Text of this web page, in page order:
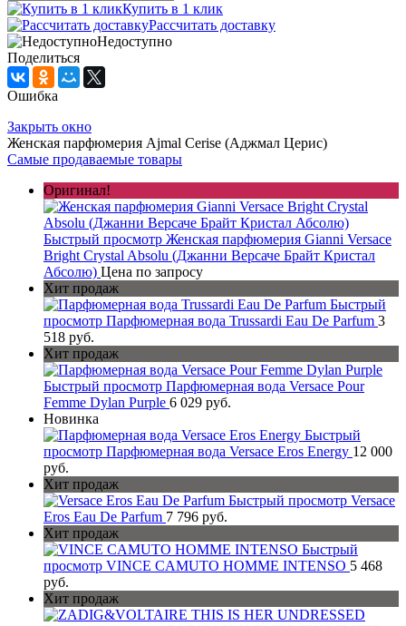
Купить в 1 клик
Рассчитать доставку
Недоступно
Поделиться
Ошибка
Закрыть окно
Женская парфюмерия Ajmal Cerise (Аджмал Церис)
Самые продаваемые товары
Оригинал!
Быстрый просмотр Женская парфюмерия Gianni Versace
Bright Crystal Absolu (Джанни Версаче Брайт Кристал
Абсолю) Цена по запросу
Хит продаж
Быстрый
просмотр Парфюмерная вода Trussardi Eau De Parfum 3
518 руб.
Хит продаж
Быстрый просмотр Парфюмерная вода Versace Pour
Femme Dylan Purple 6 029 руб.
Новинка
Быстрый
просмотр Парфюмерная вода Versace Eros Energy 12 000
руб.
Хит продаж
Быстрый просмотр Versace
Eros Eau De Parfum 7 796 руб.
Хит продаж
Быстрый
просмотр VINCE CAMUTO HOMME INTENSO 5 468
руб.
Хит продаж